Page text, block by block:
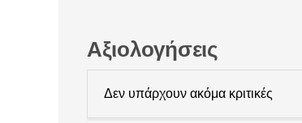
Αξιολογήσεις
Δεν υπάρχουν ακόμα κριτικές